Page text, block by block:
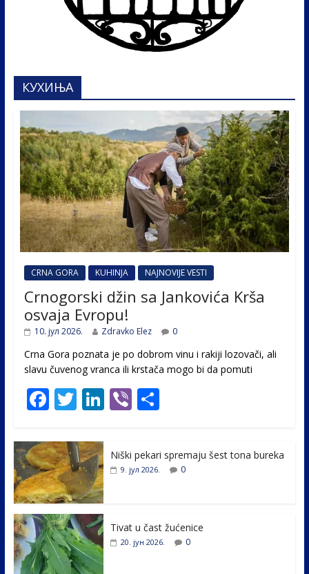
КУХИЊА
CRNA GORA KUHINJA NAJNOVIJE VESTI
Crnogorski džin sa Jankovića Krša
osvaja Evropu!
10. јул 2026. Zdravko Elez 0
Crna Gora poznata je po dobrom vinu i rakiji lozovači, ali
slavu čuvenog vranca ili krstača mogo bi da pomuti
F
e
b
o
o
k
T
itt
er
Li
e
Vi
er
S
e
Niški pekari spremaju šest tona bureka
9. јул 2026. 0
Tivat u čast žućenice
20. јун 2026. 0